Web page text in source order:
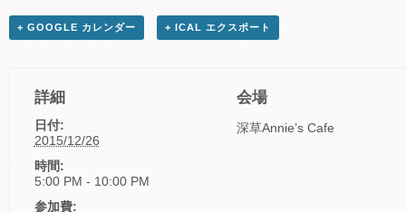
+ GOOGLE カレンダー + ICAL エクスポート
詳細
日付:
2015/12/26
時間:
5:00 PM - 10:00 PM
参加費:
会場
深草Annie’s Cafe